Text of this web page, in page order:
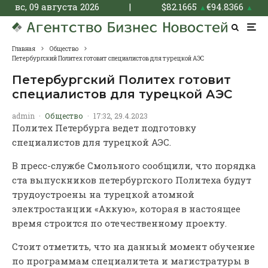
вс, 09 августа 2026 | $82.1665 ▲€94.8366 ▲
Главная
Общество
Петербургский Политех готовит специалистов для турецкой АЭС
Петербургский Политех готовит
специалистов для турецкой АЭС
admin · Общество · 17:32, 29.4.2023
Политех Петербурга ведет подготовку
специалистов для турецкой АЭС.
В пресс-службе Смольного сообщили, что порядка
ста выпускников петербургского Политеха будут
трудоустроены на турецкой атомной
электростанции «Аккую», которая в настоящее
время строится по отечественному проекту.
Стоит отметить, что на данный момент обучение
по программам специалитета и магистратуры в